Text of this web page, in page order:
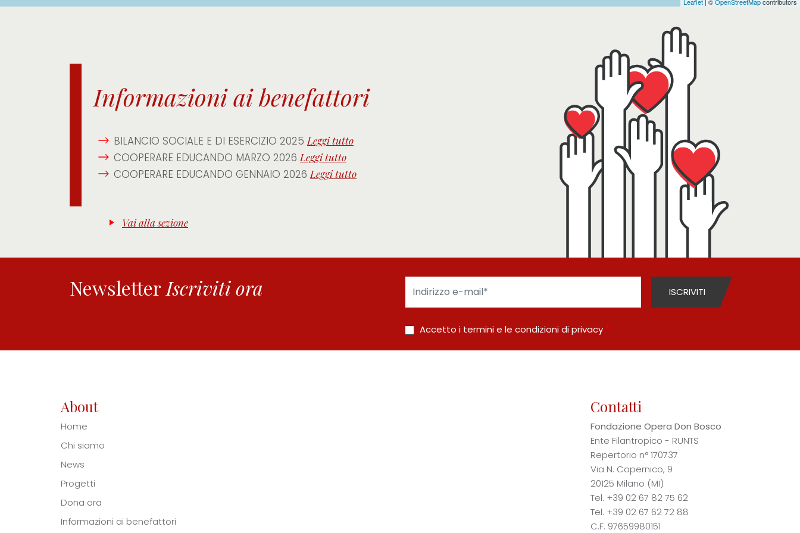
Informazioni ai benefattori
BILANCIO SOCIALE E DI ESERCIZIO 2025Leggi tutto
COOPERARE EDUCANDO MARZO 2026Leggi tutto
COOPERARE EDUCANDO GENNAIO 2026Leggi tutto
Vai alla sezione
Newsletter Iscriviti ora
Indirizzo
e-
Accetto i termini e le condizioni di privacy
About
Home
Chi siamo
News
Progetti
Dona ora
Informazioni ai benefattori
Contatti
Fondazione Opera Don Bosco
Ente Filantropico - RUNTS
Repertorio n° 170737
Via N. Copernico, 9
20125 Milano (MI)
Tel. +39 02 67 82 75 62
Tel. +39 02 67 62 72 88
C.F. 97659980151